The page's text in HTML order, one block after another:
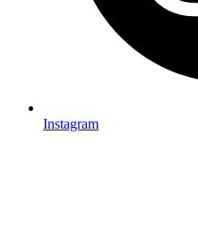
Instagram